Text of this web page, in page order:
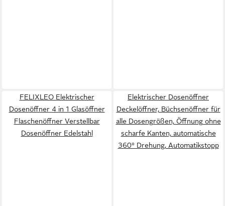
FELIXLEO Elektrischer
Dosenöffner 4 in 1 Glasöffner
Flaschenöffner Verstellbar
Dosenöffner Edelstahl
Elektrischer Dosenöffner
Deckelöffner, Büchsenöffner für
alle Dosengrößen, Öffnung ohne
scharfe Kanten, automatische
360° Drehung, Automatikstopp